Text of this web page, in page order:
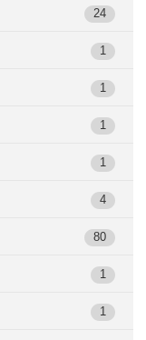
24
1
1
1
1
4
80
1
1